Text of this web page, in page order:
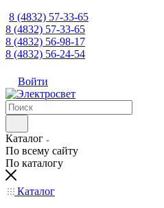
8 (4832) 57-33-65
8 (4832) 57-33-65
8 (4832) 56-98-17
8 (4832) 56-24-54
Войти
Каталог
По всему сайту
По каталогу
Каталог